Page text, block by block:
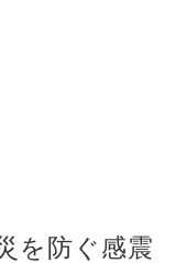
を防ぐ感震